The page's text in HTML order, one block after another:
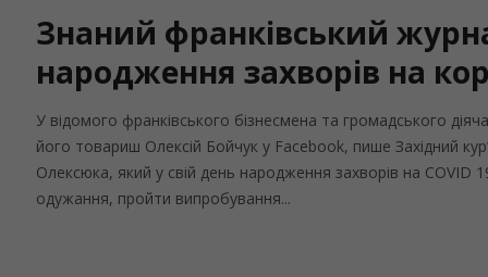
Знаний франківський
народження захворів на
У відомого франківського бізнесмена та громадського
його товариш Олексій Бойчук у Facebook, пише Західний
Олексюка, який у свій день народження захворів на
одужання, пройти випробування...